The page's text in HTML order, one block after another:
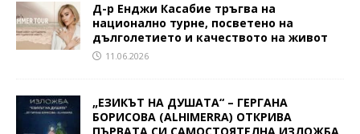
Д-р Енджи Касабие тръгва на
национално турне, посветено на
дълголетието и качеството на живот
11.06.2026
„ЕЗИКЪТ НА ДУШАТА“ – ГЕРГАНА
БОРИСОВА (ALHIMERRA) ОТКРИВА